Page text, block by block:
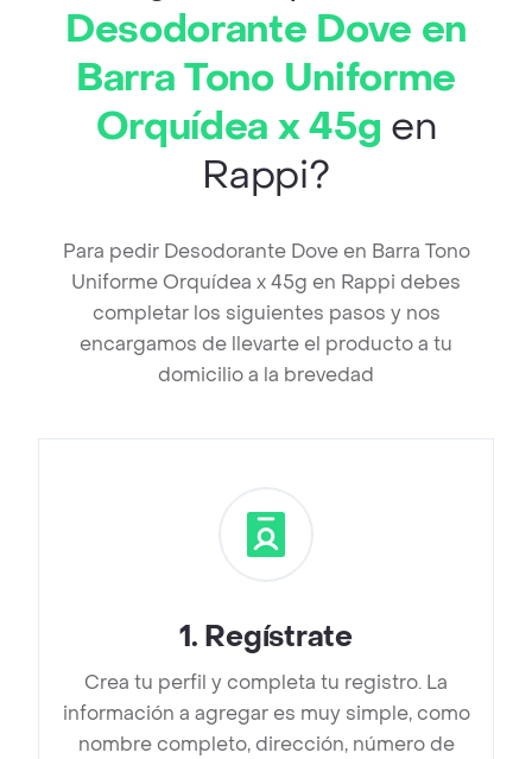
Desodorante Dove en
Barra Tono Uniforme
Orquídea x 45g en
Rappi?
Para pedir Desodorante Dove en Barra Tono
Uniforme Orquídea x 45g en Rappi debes
completar los siguientes pasos y nos
encargamos de llevarte el producto a tu
domicilio a la brevedad
1. Regístrate
Crea tu perfil y completa tu registro. La
información a agregar es muy simple, como
nombre completo, dirección, número de